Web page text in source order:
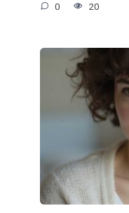
0 20